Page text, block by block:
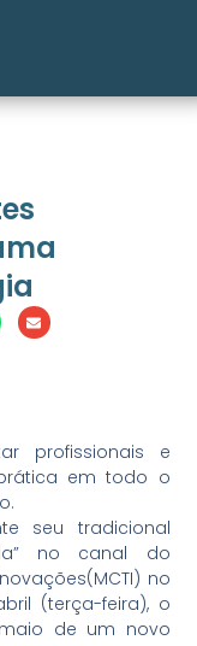
profissionais e
em todo o
seu tradicional
no canal do
no
(terça-feira), o
de um novo